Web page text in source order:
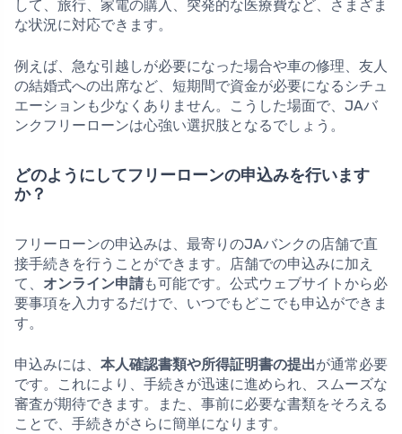
して、旅行、家電の購入、突発的な医療費など、さまざま
な状況に対応できます。
例えば、急な引越しが必要になった場合や車の修理、友人
の結婚式への出席など、短期間で資金が必要になるシチュ
エーションも少なくありません。こうした場面で、JAバ
ンクフリーローンは心強い選択肢となるでしょう。
どのようにしてフリーローンの申込みを行います
か？
フリーローンの申込みは、最寄りのJAバンクの店舗で直
接手続きを行うことができます。店舗での申込みに加え
て、 オンライン申請も可能です。公式ウェブサイトから必
要事項を入力するだけで、いつでもどこでも申込ができま
す。
申込みには、 本人確認書類や所得証明書の提出が通常必要
です。これにより、手続きが迅速に進められ、スムーズな
審査が期待できます。また、事前に必要な書類をそろえる
ことで、手続きがさらに簡単になります。